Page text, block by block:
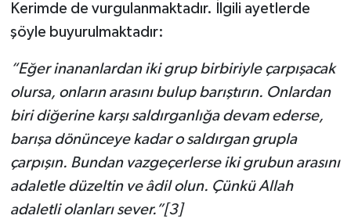
Kerimde de vurgulanmaktadır. İlgili ayetlerde
şöyle buyurulmaktadır:
“Eğer inananlardan iki grup birbiriyle çarpışacak
olursa, onların arasını bulup barıştırın. Onlardan
biri diğerine karşı saldırganlığa devam ederse,
barışa dönünceye kadar o saldırgan grupla
çarpışın. Bundan vazgeçerlerse iki grubun arasını
adaletle düzeltin ve âdil olun. Çünkü Allah
adaletli olanları sever.”[3]